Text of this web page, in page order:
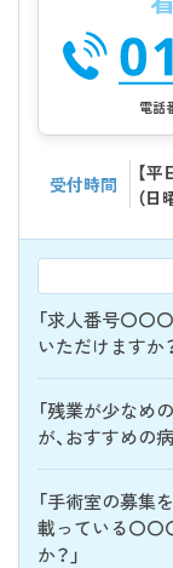
電話
受付時間
【平
（日
「求人番号〇〇
いただけますか
「残業が少なめ
が、おすすめの
「手術室の募集
載っている〇〇
か？」